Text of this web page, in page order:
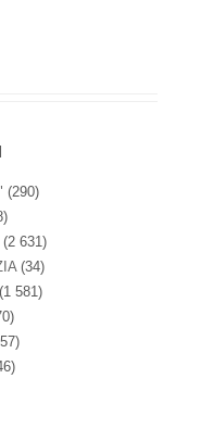
(290)
(2 631)
(34)
(1 581)